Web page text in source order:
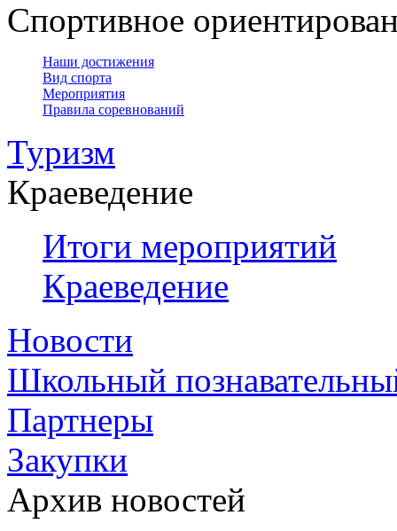
Спортивное
Наши достижения
Вид спорта
Мероприятия
Правила соревнований
Туризм
Краеведение
Итоги мероприятий
Краеведение
Новости
Школьный
Партнеры
Закупки
Архив новостей